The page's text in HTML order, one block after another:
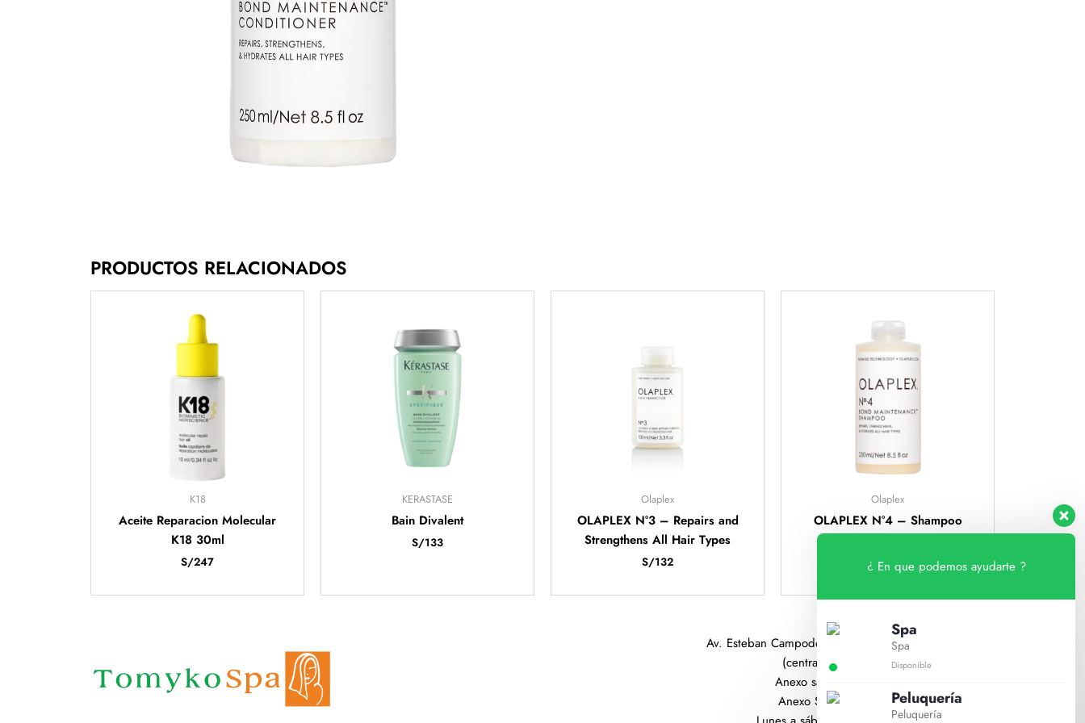
PRODUCTOS RELACIONADOS
K18
Aceite Reparacion Molecular
K18 30ml
S/247
KERASTASE
Bain Divalent
S/133
Olaplex
OLAPLEX N°3 – Repairs and
Strengthens All Hair Types
S/132
Olaplex
OLAPLEX N°4 – Shampoo
S/132
Av. Esteban Campodónico 640 Urb. Santa Catalina
(central) 01-204-6100
Anexo salón 102,103
Anexo Spa 106,107
¿ En que podemos ayudarte ?
Spa
Spa
Disponible
Peluquería
Peluquería